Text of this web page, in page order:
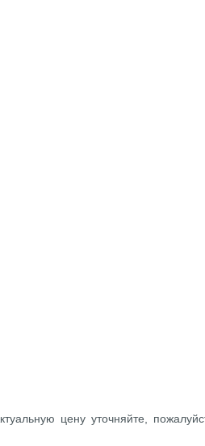
цену уточняйте,